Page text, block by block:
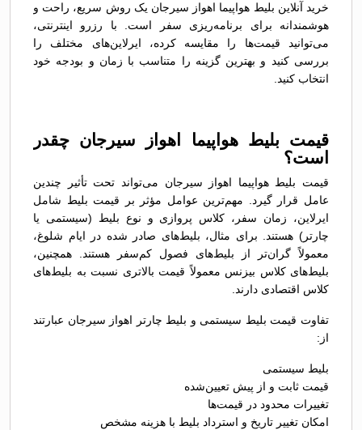
خرید آنلاین بلیط هواپیما اهواز سیرجان یک روش سریع، راحت و
هوشمندانه برای برنامه‌ریزی سفر است. با رزرو اینترنتی،
می‌توانید قیمت‌ها را مقایسه کرده، ایرلاین‌های مختلف را
بررسی کنید و بهترین گزینه را متناسب با زمان و بودجه خود
انتخاب کنید.
قیمت بلیط هواپیما اهواز سیرجان چقدر
است؟
قیمت بلیط هواپیما اهواز سیرجان می‌تواند تحت تأثیر چندین
عامل قرار گیرد. مهم‌ترین عوامل مؤثر بر قیمت بلیط شامل
ایرلاین، زمان سفر، کلاس پروازی و نوع بلیط (سیستمی یا
چارتر) هستند. برای مثال، بلیط‌های صادر شده در ایام شلوغ،
معمولاً گران‌تر از بلیط‌های فصول کم‌سفر هستند. همچنین،
بلیط‌های کلاس بیزنس معمولاً قیمت بالاتری نسبت به بلیط‌های
کلاس اقتصادی دارند.
تفاوت قیمت بلیط سیستمی و بلیط چارتر اهواز سیرجان عبارتند
از:
بلیط سیستمی
قیمت ثابت و از پیش تعیین‌شده
تغییرات محدود در قیمت‌ها
امکان تغییر تاریخ و استرداد بلیط با هزینه مشخص